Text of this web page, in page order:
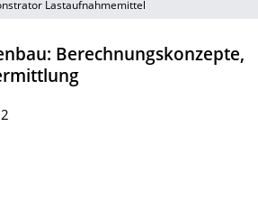
Lastaufnahmemittel
Berechnungskonzepte,